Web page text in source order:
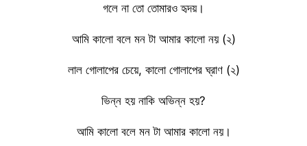
গলে না তো তোমারও হৃদয়।
আমি কালো বলে মন টা আমার কালো নয় (২)
লাল গোলাপের চেয়ে, কালো গোলাপের ঘ্রাণ (২)
ভিন্ন হয় নাকি অভিন্ন হয়?
আমি কালো বলে মন টা আমার কালো নয়।